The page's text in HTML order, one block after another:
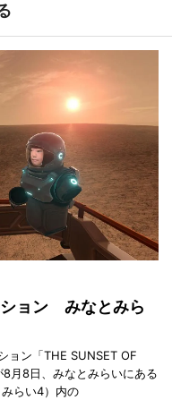
ション みなとみら
ョン「THE SUNSET OF
月8日、みなとみらいにある
らい4）内の